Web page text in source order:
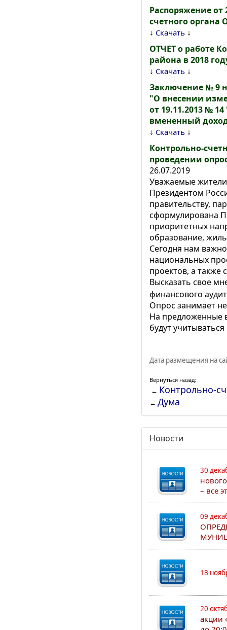
Распоряжение от
счетного органа
↓ Скачать ↓
ОТЧЕТ о работе
района в 2018
↓ Скачать ↓
Заключение № 9
"О внесении
от 19.11.2013 №
вмененный
↓ Скачать ↓
Контрольно-
проведении
26.07.2019
Уважаемые
Президентом
правительству,
сформулирована
приоритетных
образование,
Сегодня нам
национальных
проектов, а также
Высказать свое
финансового
Опрос занимает
На предложенные
будут
Дата размещения на
Вернуться назад:
← Контрольно-
← Дума
Новости
30
– все
09
18
20
акции